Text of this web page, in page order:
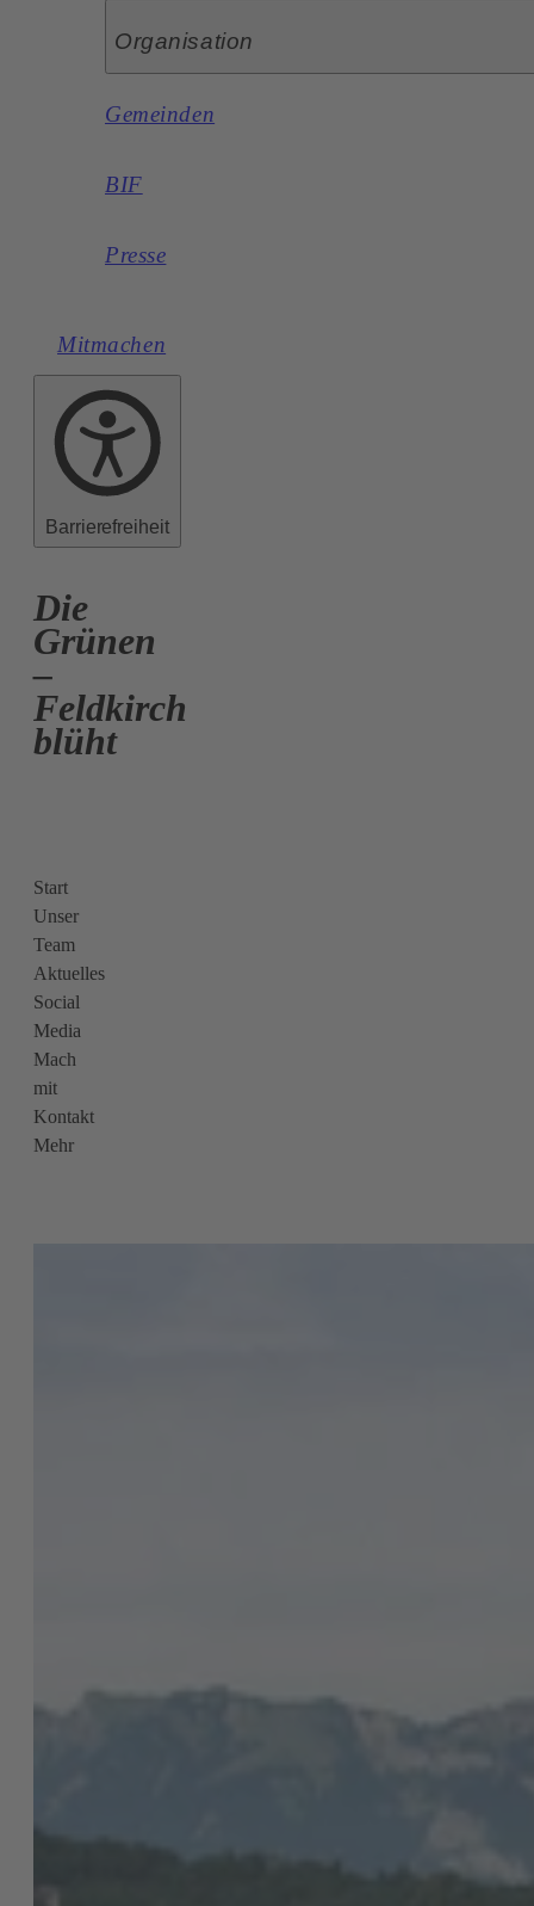
Organisation
Gemeinden
BIF
Presse
Mitmachen
Barrierefreiheit
Die
Grünen
–
Feldkirch
blüht
Start
Unser
Team
Aktuelles
Social
Media
Mach
mit
Kontakt
Mehr